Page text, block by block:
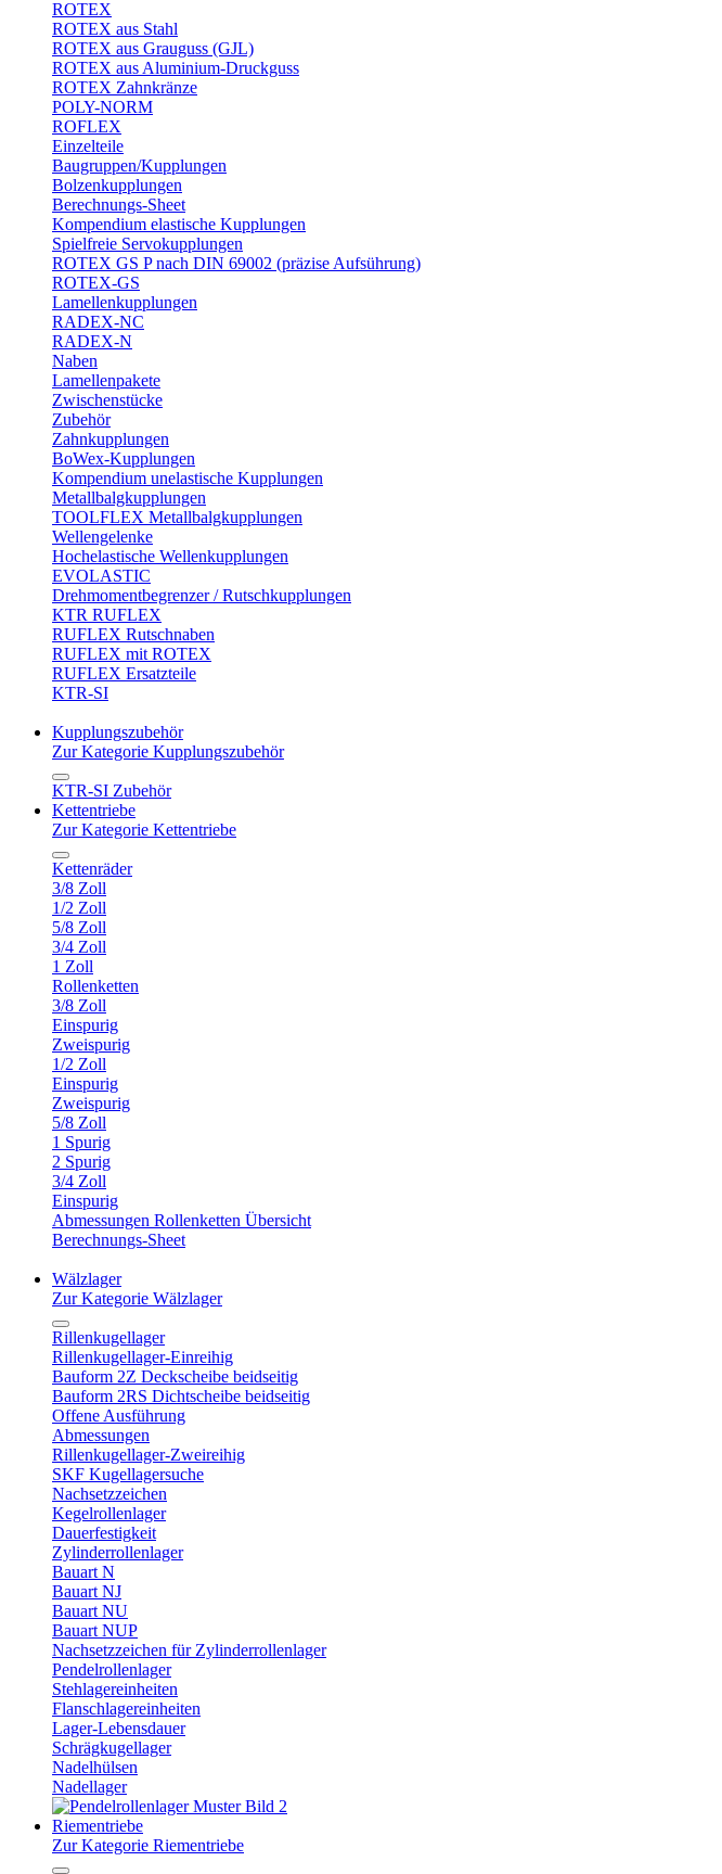
ROTEX
ROTEX aus Stahl
ROTEX aus Grauguss (GJL)
ROTEX aus Aluminium-Druckguss
ROTEX Zahnkränze
POLY-NORM
ROFLEX
Einzelteile
Baugruppen/Kupplungen
Bolzenkupplungen
Berechnungs-Sheet
Kompendium elastische Kupplungen
Spielfreie Servokupplungen
ROTEX GS P nach DIN 69002 (präzise Aufsührung)
ROTEX-GS
Lamellenkupplungen
RADEX-NC
RADEX-N
Naben
Lamellenpakete
Zwischenstücke
Zubehör
Zahnkupplungen
BoWex-Kupplungen
Kompendium unelastische Kupplungen
Metallbalgkupplungen
TOOLFLEX Metallbalgkupplungen
Wellengelenke
Hochelastische Wellenkupplungen
EVOLASTIC
Drehmomentbegrenzer / Rutschkupplungen
KTR RUFLEX
RUFLEX Rutschnaben
RUFLEX mit ROTEX
RUFLEX Ersatzteile
KTR-SI
Kupplungszubehör
Zur Kategorie Kupplungszubehör
KTR-SI Zubehör
Kettentriebe
Zur Kategorie Kettentriebe
Kettenräder
3/8 Zoll
1/2 Zoll
5/8 Zoll
3/4 Zoll
1 Zoll
Rollenketten
3/8 Zoll
Einspurig
Zweispurig
1/2 Zoll
Einspurig
Zweispurig
5/8 Zoll
1 Spurig
2 Spurig
3/4 Zoll
Einspurig
Abmessungen Rollenketten Übersicht
Berechnungs-Sheet
Wälzlager
Zur Kategorie Wälzlager
Rillenkugellager
Rillenkugellager-Einreihig
Bauform 2Z Deckscheibe beidseitig
Bauform 2RS Dichtscheibe beidseitig
Offene Ausführung
Abmessungen
Rillenkugellager-Zweireihig
SKF Kugellagersuche
Nachsetzzeichen
Kegelrollenlager
Dauerfestigkeit
Zylinderrollenlager
Bauart N
Bauart NJ
Bauart NU
Bauart NUP
Nachsetzzeichen für Zylinderrollenlager
Pendelrollenlager
Stehlagereinheiten
Flanschlagereinheiten
Lager-Lebensdauer
Schrägkugellager
Nadelhülsen
Nadellager
Riementriebe
Zur Kategorie Riementriebe